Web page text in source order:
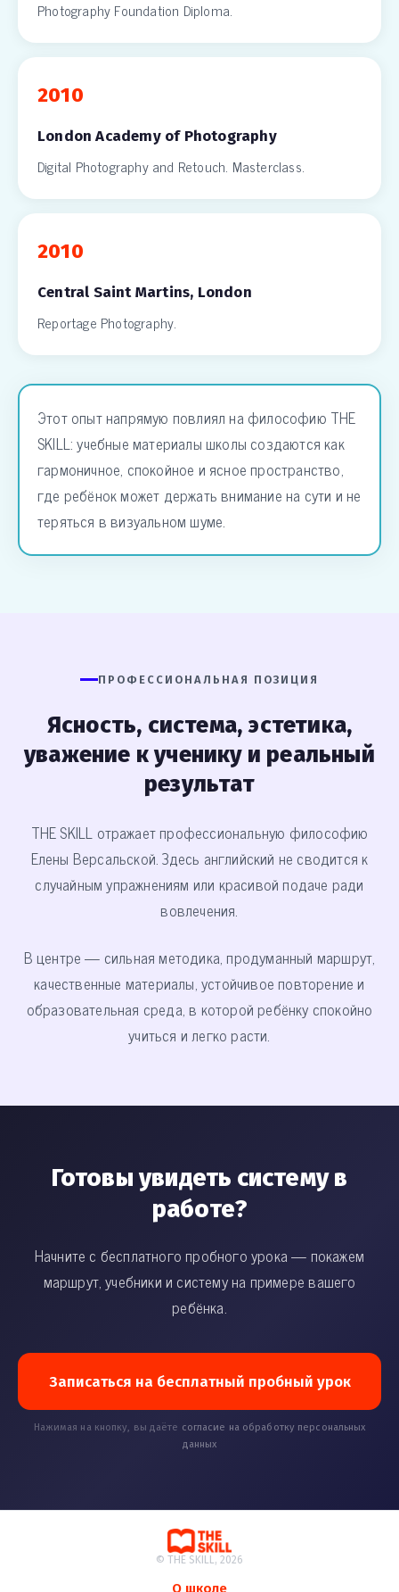
Photography Foundation Diploma.
2010
London Academy of Photography
Digital Photography and Retouch. Masterclass.
2010
Central Saint Martins, London
Reportage Photography.
Этот опыт напрямую повлиял на философию THE
SKILL: учебные материалы школы создаются как
гармоничное, спокойное и ясное пространство,
где ребёнок может держать внимание на сути и не
теряться в визуальном шуме.
ПРОФЕССИОНАЛЬНАЯ ПОЗИЦИЯ
Ясность, система, эстетика,
уважение к ученику и реальный
результат
THE SKILL отражает профессиональную философию
Елены Версальской. Здесь английский не сводится к
случайным упражнениям или красивой подаче ради
вовлечения.
В центре — сильная методика, продуманный маршрут,
качественные материалы, устойчивое повторение и
образовательная среда, в которой ребёнку спокойно
учиться и легко расти.
Готовы увидеть систему в
работе?
Начните с бесплатного пробного урока — покажем
маршрут, учебники и систему на примере вашего
ребёнка.
Записаться на бесплатный пробный урок
Нажимая на кнопку, вы даёте согласие на обработку персональных
данных
© THE SKILL, 2026
О школе